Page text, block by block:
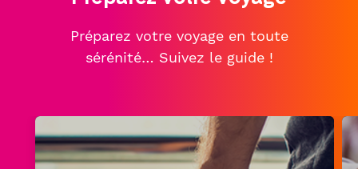
Préparez votre voyage en toute
sérénité… Suivez le guide !